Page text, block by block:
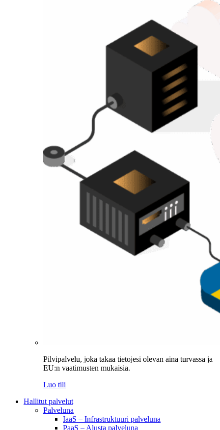
Pilvipalvelu, joka takaa tietojesi olevan aina turvassa ja
EU:n vaatimusten mukaisia.
Luo tili
Hallitut palvelut
Palveluna
IaaS – Infrastruktuuri palveluna
PaaS – Alusta palveluna